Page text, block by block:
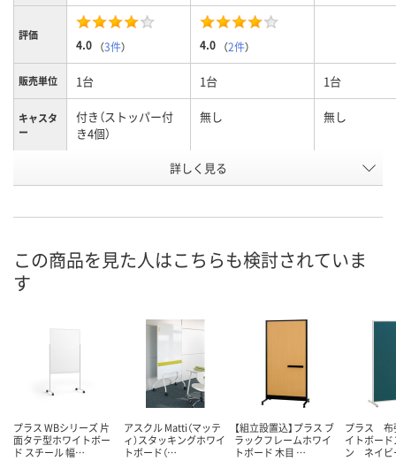
評価
4.0 （3件） 4.0 （2件）
販売単位 1台 1台 1台
キャスタ
ー
付き（ストッパー付
き4個）
無し 無し
912mm
高さ1492mm×幅
912mm
高さ
912mm
お申込番
在庫 8点 6点 8点
数量
カゴへ
詳しく見る
この商品を見た人はこちらも検討されていま
す
プラス WBシリーズ 片
面タテ型ホワイトボー
ド スチール 幅…
アスクル Matti（マッテ
ィ）スタッキングホワイ
トボード（…
【組立設置込】プラス ブ
ラックフレームホワイ
トボード 木目 …
プラス 布
イトボー
ン ネイビ